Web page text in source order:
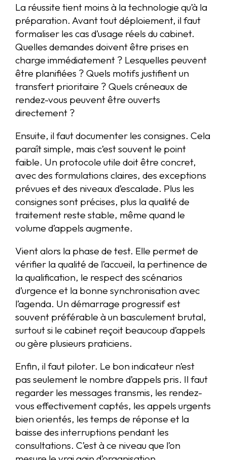
La réussite tient moins à la technologie qu’à la
préparation. Avant tout déploiement, il faut
formaliser les cas d’usage réels du cabinet.
Quelles demandes doivent être prises en
charge immédiatement ? Lesquelles peuvent
être planifiées ? Quels motifs justifient un
transfert prioritaire ? Quels créneaux de
rendez-vous peuvent être ouverts
directement ?
Ensuite, il faut documenter les consignes. Cela
paraît simple, mais c’est souvent le point
faible. Un protocole utile doit être concret,
avec des formulations claires, des exceptions
prévues et des niveaux d’escalade. Plus les
consignes sont précises, plus la qualité de
traitement reste stable, même quand le
volume d’appels augmente.
Vient alors la phase de test. Elle permet de
vérifier la qualité de l’accueil, la pertinence de
la qualification, le respect des scénarios
d’urgence et la bonne synchronisation avec
l’agenda. Un démarrage progressif est
souvent préférable à un basculement brutal,
surtout si le cabinet reçoit beaucoup d’appels
ou gère plusieurs praticiens.
Enfin, il faut piloter. Le bon indicateur n’est
pas seulement le nombre d’appels pris. Il faut
regarder les messages transmis, les rendez-
vous effectivement captés, les appels urgents
bien orientés, les temps de réponse et la
baisse des interruptions pendant les
consultations. C’est à ce niveau que l’on